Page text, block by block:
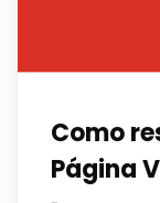
Como
Página